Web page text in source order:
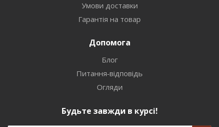
Умови доставки
Гарантія на товар
Допомога
Блог
Питання-відповідь
Огляди
Будьте завжди в курсі!